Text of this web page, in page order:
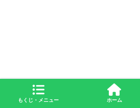
もくじ・メニュー ホーム